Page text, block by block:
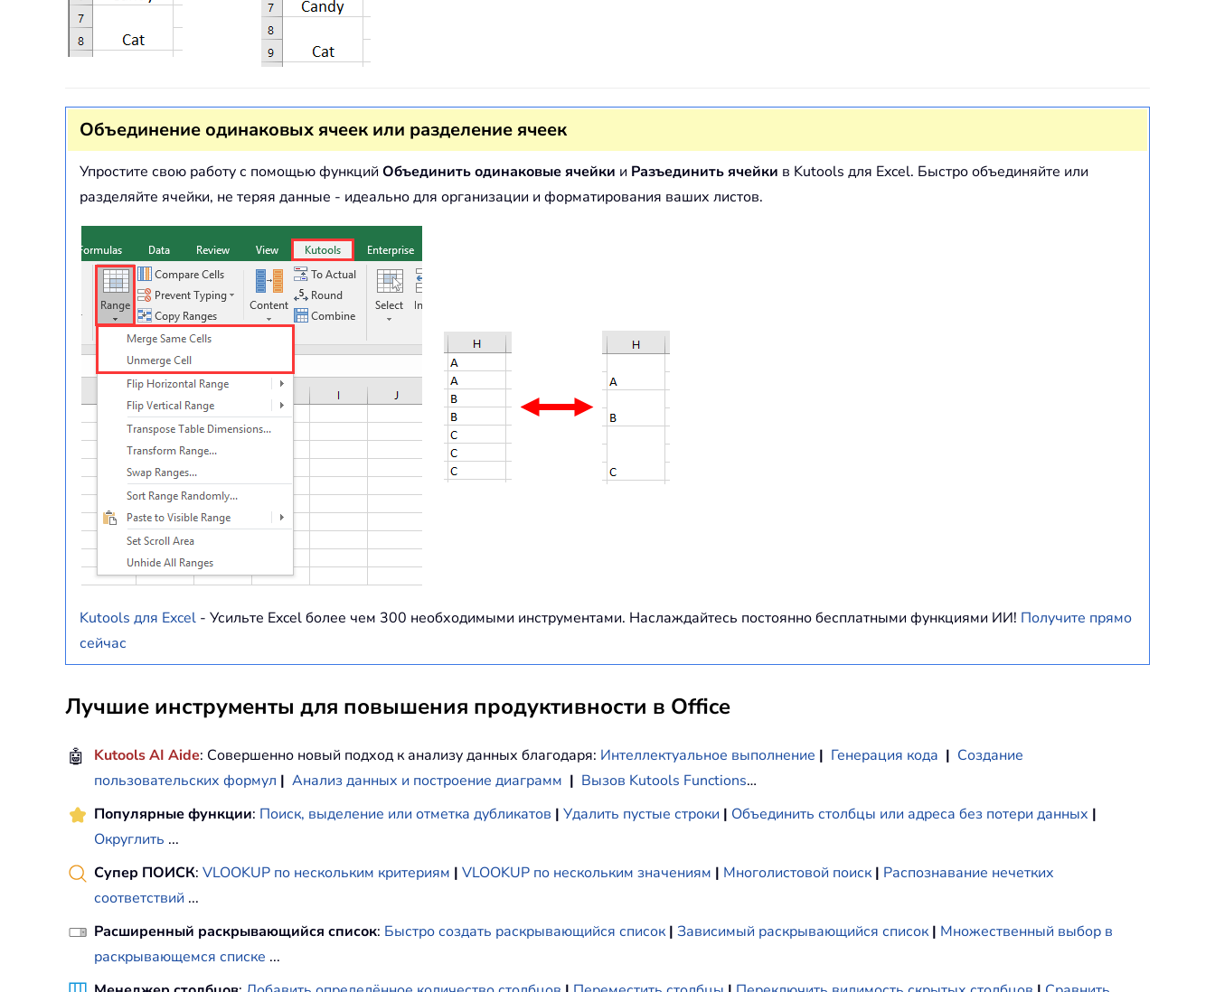
Объединение одинаковых ячеек или разделение ячеек
Упростите свою работу с помощью функций Объединить одинаковые ячейки и Разъединить ячейки в Kutools для Excel. Быстро объединяйте или
разделяйте ячейки, не теряя данные - идеально для организации и форматирования ваших листов.
Kutools для Excel - Усильте Excel более чем 300 необходимыми инструментами. Наслаждайтесь постоянно бесплатными функциями ИИ! Получите прямо
сейчас
Лучшие инструменты для повышения продуктивности в Office
🤖 Kutools AI Aide: Совершенно новый подход к анализу данных благодаря: Интеллектуальное выполнение | Генерация кода | Создание
пользовательских формул | Анализ данных и построение диаграмм | Вызов Kutools Functions…
Популярные функции: Поиск, выделение или отметка дубликатов | Удалить пустые строки | Объединить столбцы или адреса без потери данных |
Округлить ...
Супер ПОИСК: VLOOKUP по нескольким критериям | VLOOKUP по нескольким значениям | Многолистовой поиск | Распознавание нечетких
соответствий ...
Расширенный раскрывающийся список: Быстро создать раскрывающийся список | Зависимый раскрывающийся список | Множественный выбор в
раскрывающемся списке ...